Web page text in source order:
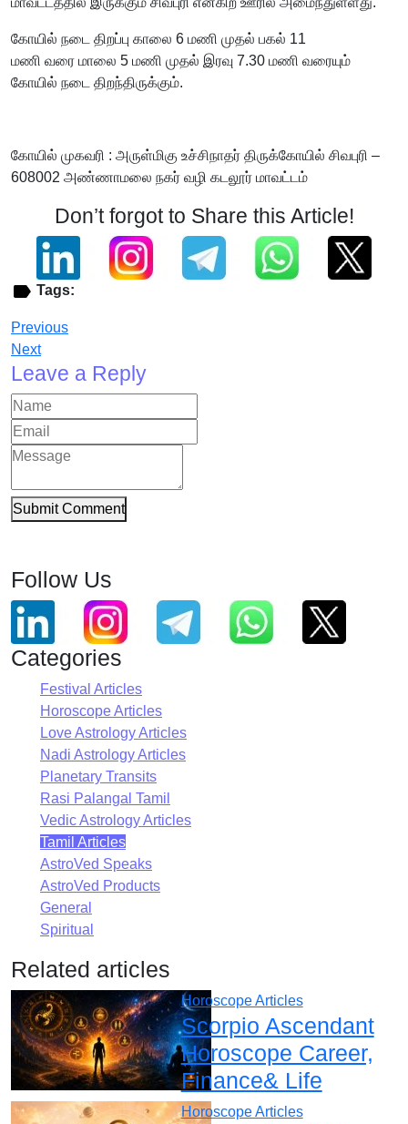
கோயில் நடை திறப்பு காலை 6 மணி முதல் பகல் 11
மணி வரை மாலை 5 மணி முதல் இரவு 7.30 மணி வரையும்
கோயில் நடை திறந்திருக்கும்.
கோயில் முகவரி : அருள்மிகு உச்சிநாதர் திருக்கோயில் சிவபுரி –
608002 அண்ணாமலை நகர் வழி கடலூர் மாவட்டம்
Don’t forgot to Share this Article!
Tags:
Previous
Next
Leave a Reply
Submit Comment
Follow Us
Categories
Festival Articles
Horoscope Articles
Love Astrology Articles
Nadi Astrology Articles
Planetary Transits
Rasi Palangal Tamil
Vedic Astrology Articles
Tamil Articles
AstroVed Speaks
AstroVed Products
General
Spiritual
Related articles
Horoscope Articles
Scorpio Ascendant
Horoscope Career,
Finance& Life
Horoscope Articles